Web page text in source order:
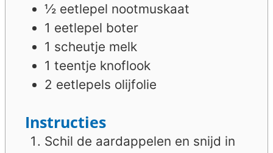
½ eetlepel nootmuskaat
1 eetlepel boter
1 scheutje melk
1 teentje knoflook
2 eetlepels olijfolie
Instructies
Schil de aardappelen en snijd in